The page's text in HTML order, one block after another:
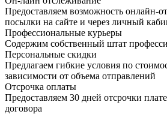
Предоставляем возможность онлайн-
посылки на сайте и через личный
Профессиональные курьеры
Содержим собственный штат
Персональные скидки
Предлагаем гибкие условия по
зависимости от объема отправлений
Отсрочка оплаты
Предоставляем 30 дней отсрочки
договора